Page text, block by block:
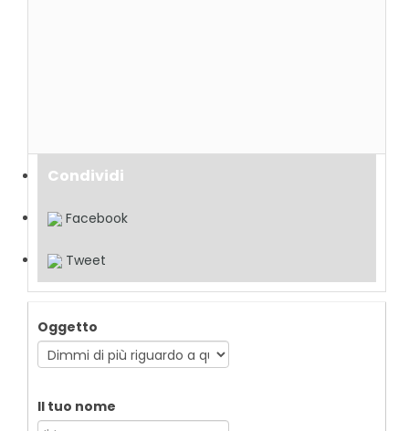
Condividi
Facebook
Tweet
Oggetto
Il tuo nome